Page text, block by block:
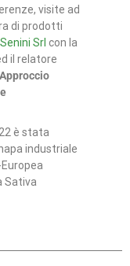
visite ad
di prodotti
Senini Srl con la
il relatore
è stata
industriale
Sativa